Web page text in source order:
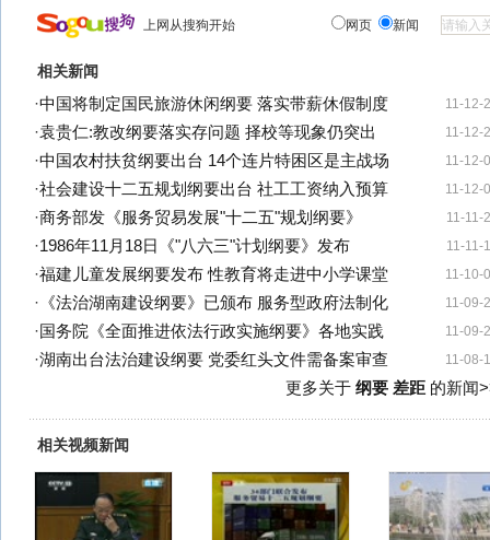
上网从搜狗开始 网页 新闻
相关新闻
11-12-
·中国将制定国民旅游休闲纲要 落实带薪休假制度
11-12-
·袁贵仁:教改纲要落实存问题 择校等现象仍突出
11-12-
·中国农村扶贫纲要出台 14个连片特困区是主战场
11-12-
·社会建设十二五规划纲要出台 社工工资纳入预算
11-11-
·商务部发《服务贸易发展"十二五"规划纲要》
11-11-
·1986年11月18日《"八六三"计划纲要》发布
11-10-
·福建儿童发展纲要发布 性教育将走进中小学课堂
11-09-
· 《法治湖南建设纲要》已颁布 服务型政府法制化
11-09-
· 国务院《全面推进依法行政实施纲要》各地实践
11-08-
·湖南出台法治建设纲要 党委红头文件需备案审查
更多关于 纲要 差距的新闻
相关视频新闻